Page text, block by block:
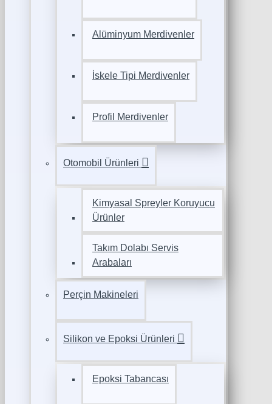
Alüminyum Merdivenler
İskele Tipi Merdivenler
Profil Merdivenler
Otomobil Ürünleri
Kimyasal Spreyler Koruyucu
Ürünler
Takım Dolabı Servis
Arabaları
Perçin Makineleri
Silikon ve Epoksi Ürünleri
Epoksi Tabancası